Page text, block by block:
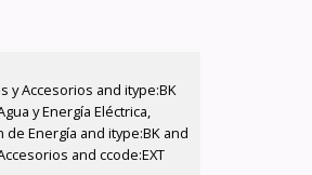
y Accesorios and itype:BK
y Energía Eléctrica,
Energía and itype:BK and
and ccode:EXT